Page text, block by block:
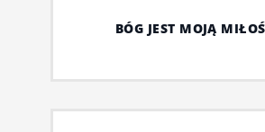
BÓG JEST MOJĄ